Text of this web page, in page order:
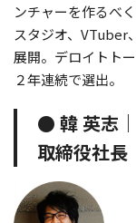
ンチャーを作るべ
スタジオ、VTuber
展開。デロイトト
２年連続で選出。
● 韓 英志
取締役社長